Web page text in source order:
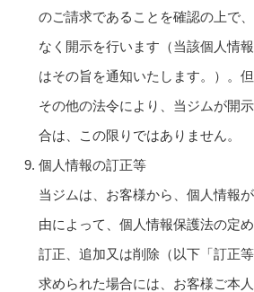
のご請求であることを確認の上で
なく開示を行います（当該個人情
はその旨を通知いたします。）。
その他の法令により、当ジムが開
合は、この限りではありません。
個人情報の訂正等
当ジムは、お客様から、個人情報
由によって、個人情報保護法の定
訂正、追加又は削除（以下「訂正
求められた場合には、お客様ご本